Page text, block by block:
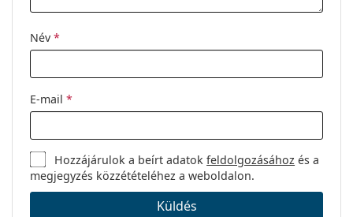
Név *
E-mail *
Hozzájárulok a beírt adatokfeldolgozásához és a
megjegyzés közzétételéhez a weboldalon.
Küldés